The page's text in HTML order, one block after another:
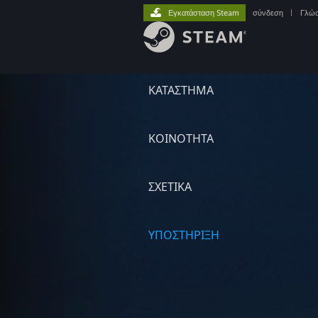
ΚΑΤΑΣΤΗΜΑ
ΚΟΙΝΟΤΗΤΑ
ΣΧΕΤΙΚΆ
ΥΠΟΣΤΗΡΙΞΗ
Εγκατάσταση Steam σύνδεση